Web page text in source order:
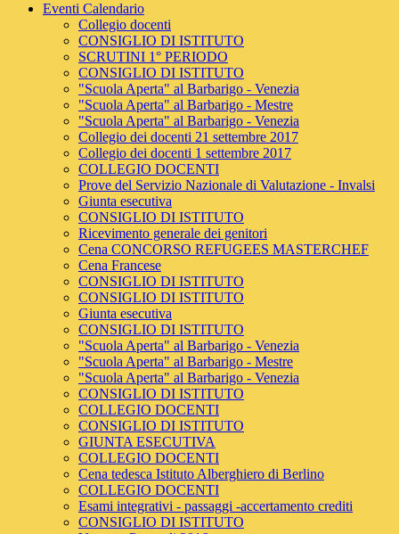
Eventi Calendario
Collegio docenti
CONSIGLIO DI ISTITUTO
SCRUTINI 1° PERIODO
CONSIGLIO DI ISTITUTO
"Scuola Aperta" al Barbarigo - Venezia
"Scuola Aperta" al Barbarigo - Mestre
"Scuola Aperta" al Barbarigo - Venezia
Collegio dei docenti 21 settembre 2017
Collegio dei docenti 1 settembre 2017
COLLEGIO DOCENTI
Prove del Servizio Nazionale di Valutazione - Invalsi
Giunta esecutiva
CONSIGLIO DI ISTITUTO
Ricevimento generale dei genitori
Cena CONCORSO REFUGEES MASTERCHEF
Cena Francese
CONSIGLIO DI ISTITUTO
CONSIGLIO DI ISTITUTO
Giunta esecutiva
CONSIGLIO DI ISTITUTO
"Scuola Aperta" al Barbarigo - Venezia
"Scuola Aperta" al Barbarigo - Mestre
"Scuola Aperta" al Barbarigo - Venezia
CONSIGLIO DI ISTITUTO
COLLEGIO DOCENTI
CONSIGLIO DI ISTITUTO
GIUNTA ESECUTIVA
COLLEGIO DOCENTI
Cena tedesca Istituto Alberghiero di Berlino
COLLEGIO DOCENTI
Esami integrativi - passaggi -accertamento crediti
CONSIGLIO DI ISTITUTO